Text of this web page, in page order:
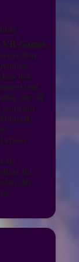
VR Games
das
und
die oft
ein
etwas
als
für
bei der